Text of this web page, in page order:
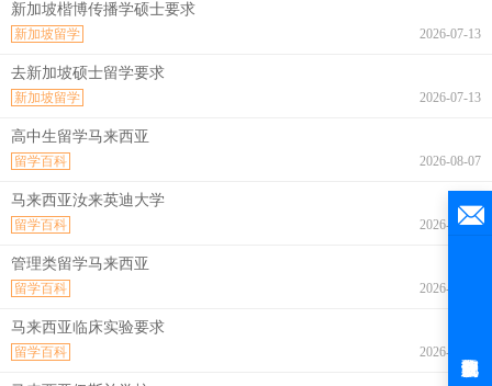
新加坡楷博传播学硕士要求
2026-07-13
新加坡留学
去新加坡硕士留学要求
2026-07-13
新加坡留学
高中生留学马来西亚
2026-08-07
留学百科
马来西亚汝来英迪大学
2026-08-07
留学百科
管理类留学马来西亚
2026-08-07
留学百科
马来西亚临床实验要求
2026-08-07
留学百科